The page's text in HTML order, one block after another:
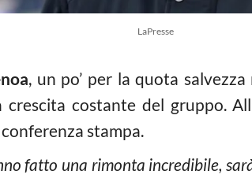
LaPresse
, un po’ per la quota
costante del gruppo.
stampa.
fatto una rimonta incredibile,